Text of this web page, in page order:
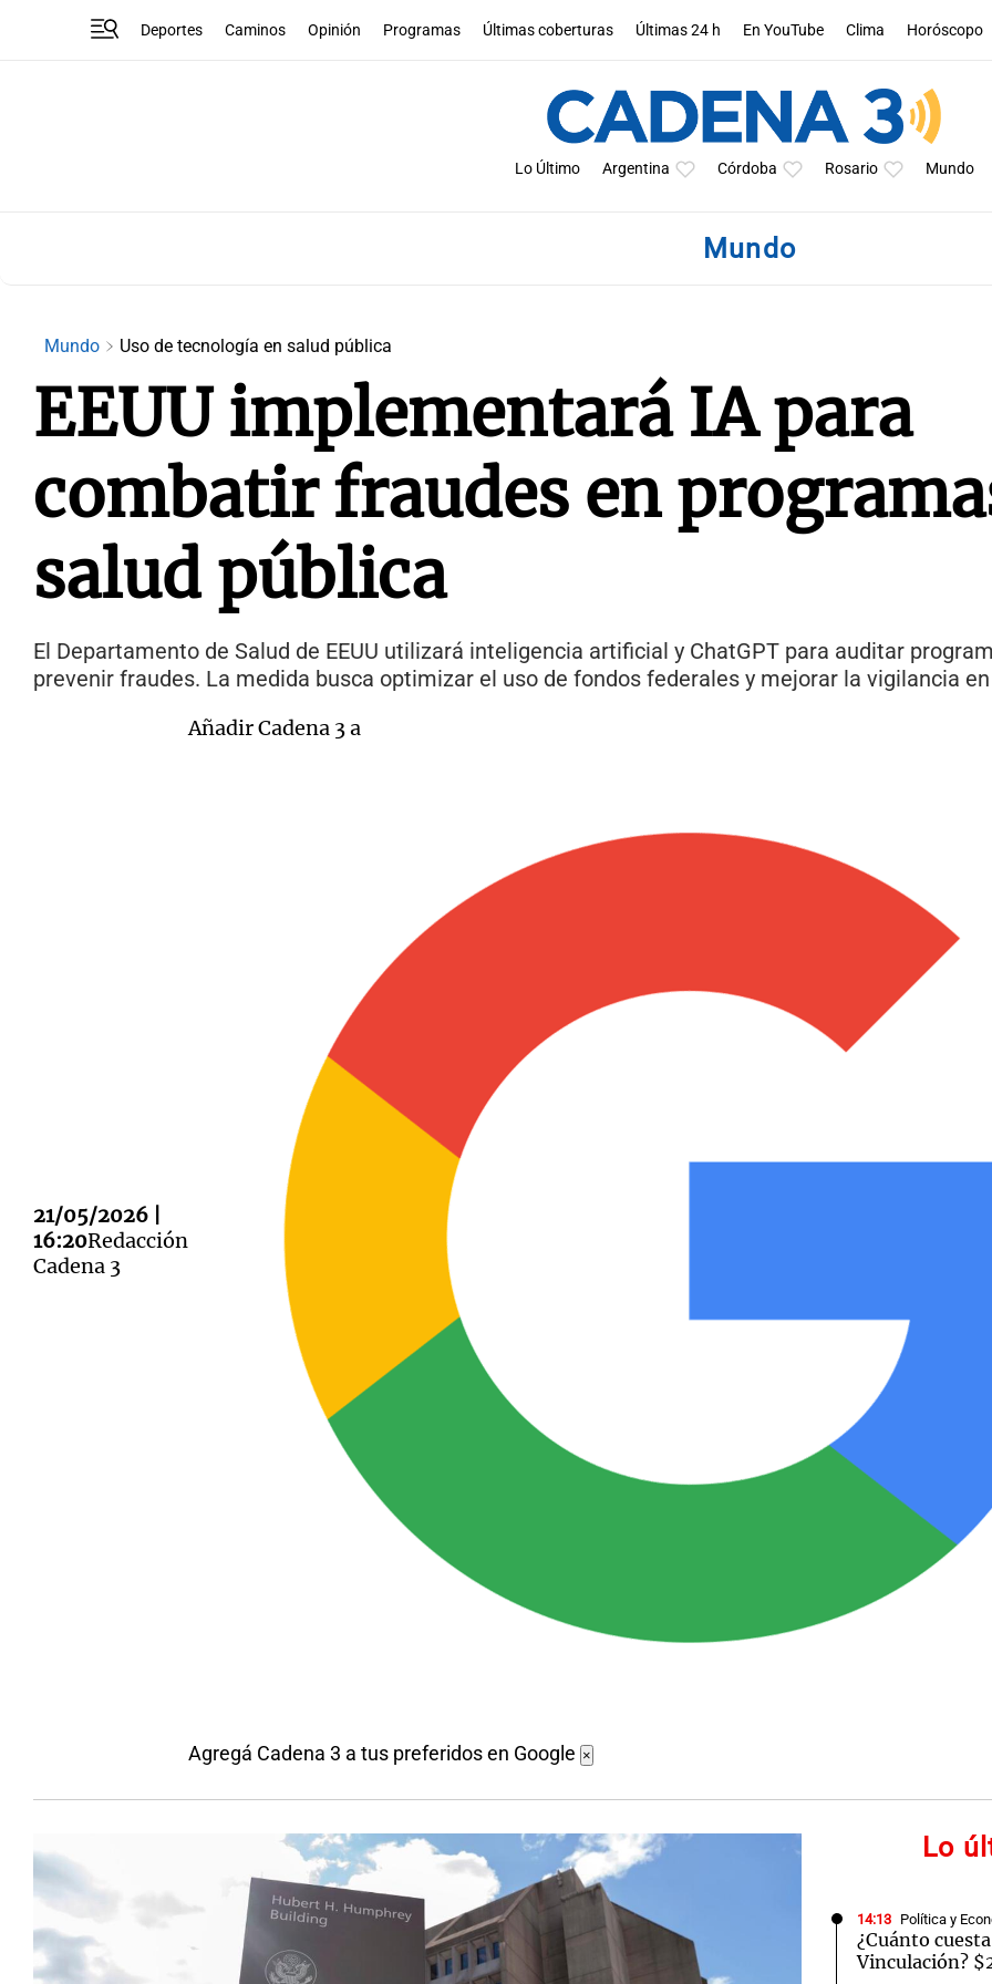
Deportes Caminos Opinión Programas Últimas coberturas Últimas 24 h En YouTube Clima Horóscopo
Lo Último Argentina Córdoba Rosario Mundo
Mundo
Mundo Uso de tecnología en salud pública
EEUU implementará IA para
combatir fraudes en
salud pública
El Departamento de Salud de EEUU utilizará inteligencia artificial y ChatGPT para auditar
prevenir fraudes. La medida busca optimizar el uso de fondos federales y mejorar la vigilancia
21/05/2026 |
16:20Redacción
Cadena 3
Añadir Cadena 3 a
Agregá Cadena 3 a tus preferidos en Google ×
Lo
14:13 Política y
¿Cuánto
Vinculación?
Notas
Mundial 2026 La Sole en Cadena 3 Cadena 3